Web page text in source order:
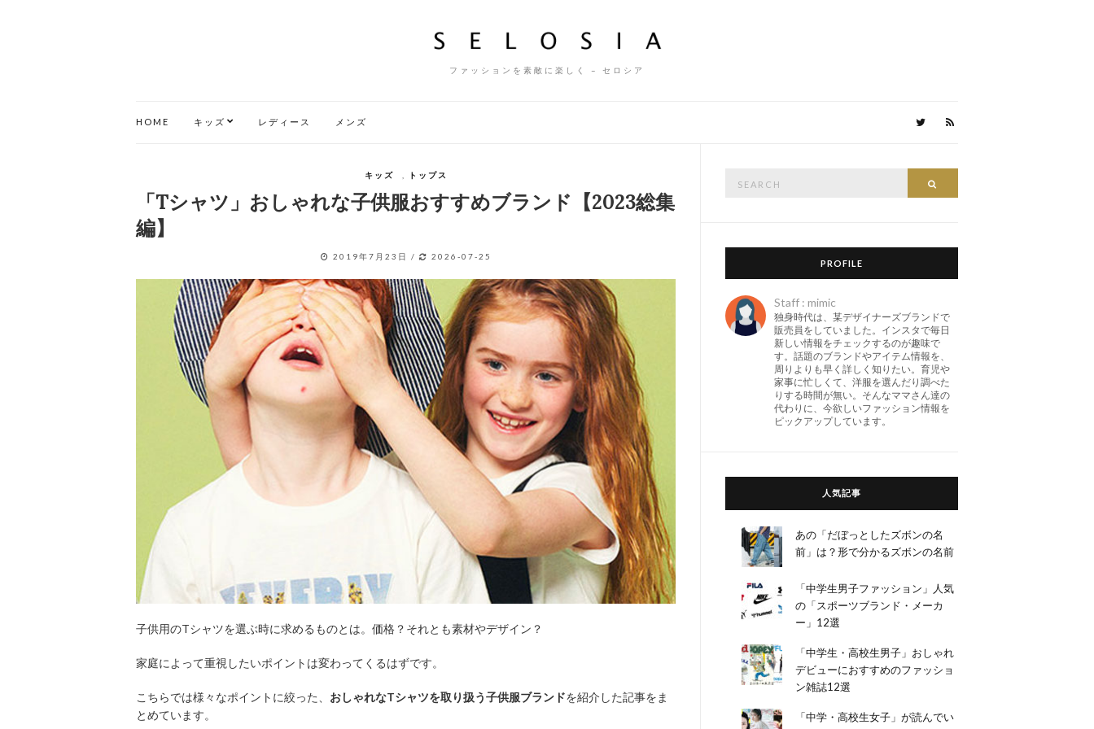
ファッションを素敵に楽しく – セロシア
HOME キッズ レディース メンズ
キッズ トップス
「Tシャツ」おしゃれな子供服おすすめブランド【2023総集
編】
2019年7月23日 / 2026-07-25
子供用のTシャツを選ぶ時に求めるものとは。価格？それとも素材やデザイン？
家庭によって重視したいポイントは変わってくるはずです。
こちらでは様々なポイントに絞った、 おしゃれなTシャツを取り扱う子供服ブランドを紹介した記事をま
とめています。
PROFILE
Staff : mimic
独身時代は、某デザイナーズブランドで
販売員をしていました。インスタで毎日
新しい情報をチェックするのが趣味で
す。話題のブランドやアイテム情報を、
周りよりも早く詳しく知りたい。育児や
家事に忙しくて、洋服を選んだり調べた
りする時間が無い。そんなママさん達の
代わりに、今欲しいファッション情報を
ピックアップしています。
人気記事
あの「だぼっとしたズボンの名
前」は？形で分かるズボンの名前
「中学生男子ファッション」人気
の「スポーツブランド・メーカ
ー」12選
「中学生・高校生男子」おしゃれ
デビューにおすすめのファッショ
ン雑誌12選
「中学・高校生女子」が読んでい